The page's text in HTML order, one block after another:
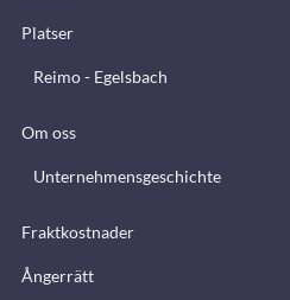
Platser
Reimo - Egelsbach
Om oss
Unternehmensgeschichte
Fraktkostnader
Ångerrätt